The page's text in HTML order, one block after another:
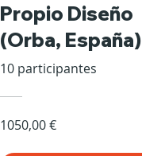
Propio Diseño
(Orba, España)
10 participantes
1050,00 €